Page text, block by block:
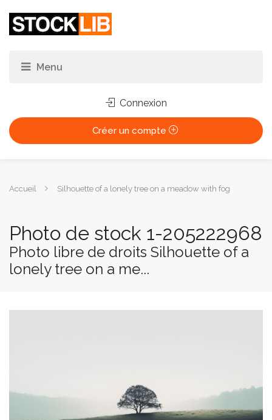
Connexion
Créer un compte
Vous
Accueil Silhouette of a lonely tree on a meadow with fog
Photo de stock 1-205222968
Photo libre de droits Silhouette of a
lonely tree on a me...